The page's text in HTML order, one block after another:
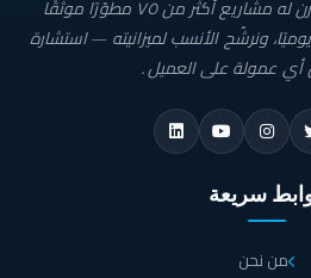
عقاريًا. نمثّل المشتري: نقارن له مشاريع أكثر من ٧٥ مطوّرًا موثّقًا
يوميًا، ونرشّح الأنسب لميزانيته — استشارة
أي عمولة على العميل.
سريعة
من نحن